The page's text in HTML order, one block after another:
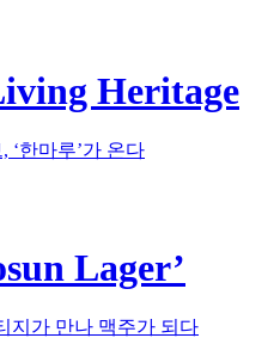
Heritage
‘한마루’가 온다
Lager’
지가 만나 맥주가 되다